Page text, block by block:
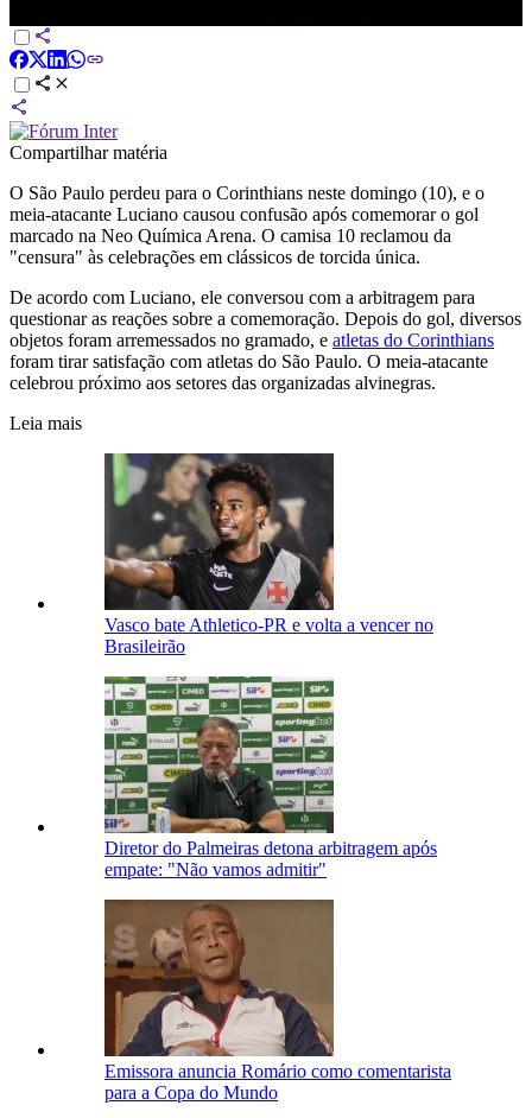
Compartilhar matéria
O São Paulo perdeu para o Corinthians neste domingo (10), e o
meia-atacante Luciano causou confusão após comemorar o gol
marcado na Neo Química Arena. O camisa 10 reclamou da
"censura" às celebrações em clássicos de torcida única.
De acordo com Luciano, ele conversou com a arbitragem para
questionar as reações sobre a comemoração. Depois do gol, diversos
objetos foram arremessados no gramado, e atletas do Corinthians
foram tirar satisfação com atletas do São Paulo. O meia-atacante
celebrou próximo aos setores das organizadas alvinegras.
Leia mais
Vasco bate Athletico-PR e volta a vencer no
Brasileirão
Diretor do Palmeiras detona arbitragem após
empate: "Não vamos admitir"
Emissora anuncia Romário como comentarista
para a Copa do Mundo